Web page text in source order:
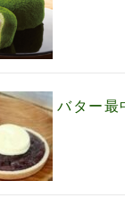
バター最